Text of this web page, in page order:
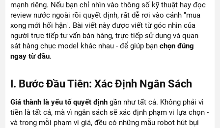
mạnh riêng. Nếu bạn chỉ nhìn vào thông số kỹ thuật hay đọc
review nước ngoài rồi quyết định, rất dễ rơi vào cảnh "mua
xong mới hối hận". Bài viết này được viết từ góc nhìn của
người trực tiếp tư vấn bán hàng, trực tiếp sử dụng và quan
sát hàng chục model khác nhau - để giúp bạnchọn đúng
ngay từ đầu.
I. Bước Đầu Tiên: Xác Định Ngân Sách
Giá thành là yếu tố quyết định gần như tất cả. Không phải vì
tiền là tất cả, mà vì ngân sách sẽ xác định phạm vi lựa chọn -
và trong mỗi phạm vi giá, đều có những mẫu robot hút bụi